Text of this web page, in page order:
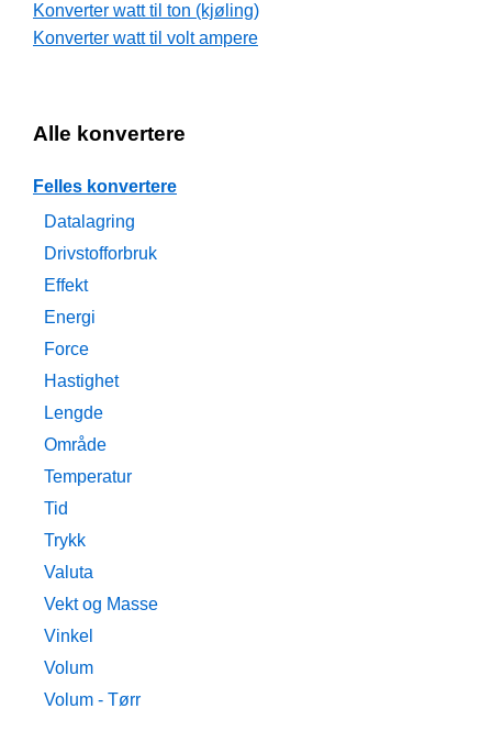
Konverter watt til ton (kjøling)
Konverter watt til volt ampere
Alle konvertere
Felles konvertere
Datalagring
Drivstofforbruk
Effekt
Energi
Force
Hastighet
Lengde
Område
Temperatur
Tid
Trykk
Valuta
Vekt og Masse
Vinkel
Volum
Volum - Tørr